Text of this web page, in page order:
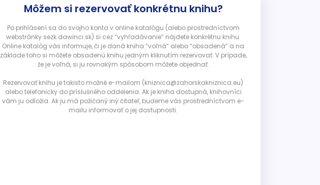
Môžem si rezervovať konkrétnu knihu?
Po prihlásení sa do svojho konta v online katalógu (alebo prostredníctvom
webstránky sezk.dawinci.sk) si cez “vyhľadávanie” nájdete konkrétnu knihu.
Online katalóg vás informuje, či je daná kniha “voľná” alebo “obsadená” a na
základe toho si môžete obsadenú knihu jedným kliknutím rezervovať. V prípade,
že je voľná, si ju rovnakým spôsobom môžete objednať.
Rezervovať knihu je takisto možné e-mailom (kniznica@zahorskakniznica.eu)
alebo telefonicky do príslušného oddelenia. Ak je kniha dostupná, knihovníci
vám ju odložia. Ak ju má požičaný iný čitateľ, budeme vás prostredníctvom e-
mailu informovať o jej dostupnosti.